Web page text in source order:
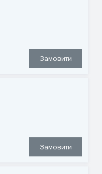
Замовити
Замовити